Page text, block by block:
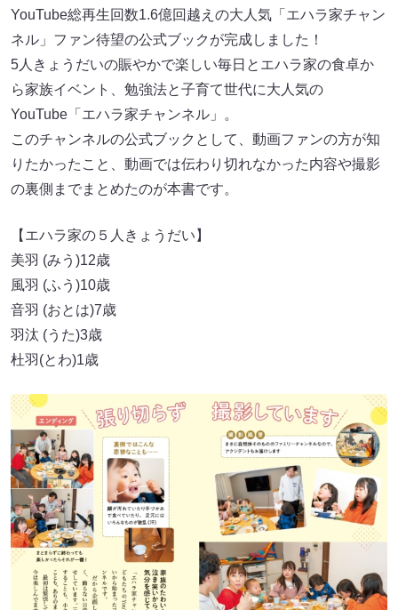
YouTube総再生回数1.6億回越えの大人気「エハラ家チャン
ネル」ファン待望の公式ブックが完成しました！
5人きょうだいの賑やかで楽しい毎日とエハラ家の食卓か
ら家族イベント、勉強法と子育て世代に大人気の
YouTube「エハラ家チャンネル」。
このチャンネルの公式ブックとして、動画ファンの方が知
りたかったこと、動画では伝わり切れなかった内容や撮影
の裏側までまとめたのが本書です。
【エハラ家の５人きょうだい】
美羽 (みう)12歳
風羽 (ふう)10歳
音羽 (おとは)7歳
羽汰 (うた)3歳
杜羽(とわ)1歳